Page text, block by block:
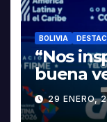
BOLIVIA
“Nos
buena
discurso
Rodrigo
29 ENERO,